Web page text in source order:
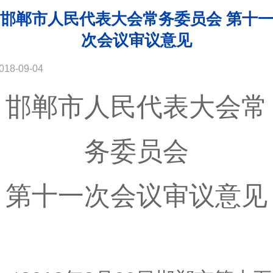
邯郸市人民代表大会常务委员会 第十一
次会议审议意见
09-04
邯郸市人民代表大会常
务委员会
第十一次会议审议意见